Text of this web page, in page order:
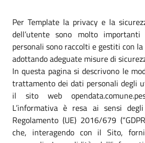
Per Template la privacy e la
dell’utente sono molto
personali sono raccolti e gestiti con
adottando adeguate misure di
In questa pagina si descrivono le
trattamento dei dati personali degli
il sito web
L’informativa è resa ai sensi
Regolamento (UE) 2016/679
che, interagendo con il Sito,